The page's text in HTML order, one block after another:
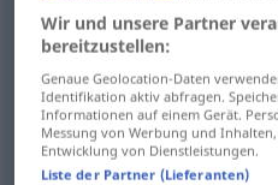
خلط
مزج
Wir und unsere Partner
bereitzustellen:
Genaue Geolocation-Daten
Identifikation aktiv abfragen.
Informationen auf einem Gerät.
Messung von Werbung und
Entwicklung von Dienstleistungen.
Liste der Partner (Lieferanten)